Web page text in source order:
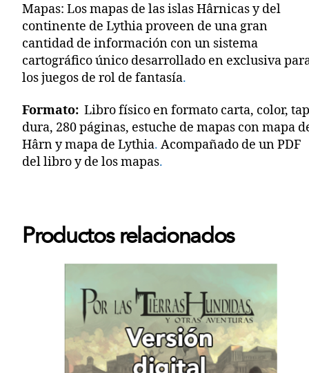
Mapas: Los mapas de las islas Hârnicas y del
continente de Lythia proveen de una gran
cantidad de información con un sistema
cartográfico único desarrollado en exclusiva
los juegos de rol de fantasía.
Formato: Libro físico en formato carta, color,
dura, 280 páginas, estuche de mapas con mapa
Hârn y mapa de Lythia. Acompañado de un PDF
del libro y de los mapas.
Productos relacionados